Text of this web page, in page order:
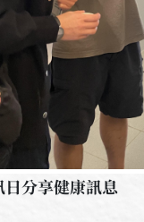
日分享健康訊息